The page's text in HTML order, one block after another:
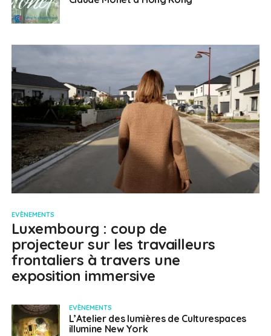
EVÈNEMENTS
Luxembourg : coup de
projecteur sur les travailleurs
frontaliers à travers une
exposition immersive
EVÈNEMENTS
L’Atelier des lumières de Culturespaces
illumine New York